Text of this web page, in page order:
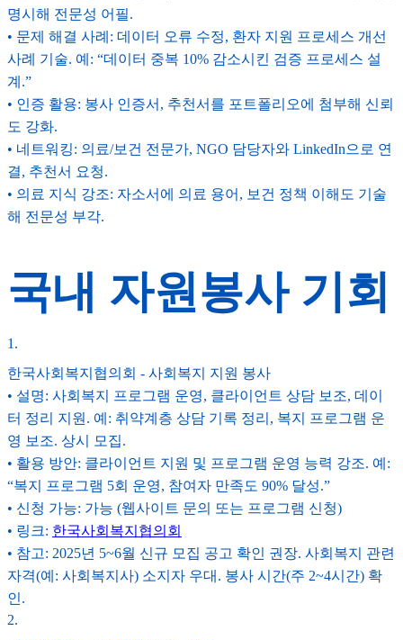
명시해 전문성 어필.
• 문제 해결 사례: 데이터 오류 수정, 환자 지원 프로세스 개선
사례 기술. 예: “데이터 중복 10% 감소시킨 검증 프로세스 설
계.”
• 인증 활용: 봉사 인증서, 추천서를 포트폴리오에 첨부해 신뢰
도 강화.
• 네트워킹: 의료/보건 전문가, NGO 담당자와 LinkedIn으로 연
결, 추천서 요청.
• 의료 지식 강조: 자소서에 의료 용어, 보건 정책 이해도 기술
해 전문성 부각.
국내 자원봉사 기회
1 .
한국사회복지협의회 - 사회복지 지원 봉사
• 설명: 사회복지 프로그램 운영, 클라이언트 상담 보조, 데이
터 정리 지원. 예: 취약계층 상담 기록 정리, 복지 프로그램 운
영 보조. 상시 모집.
• 활용 방안: 클라이언트 지원 및 프로그램 운영 능력 강조. 예:
“복지 프로그램 5회 운영, 참여자 만족도 90% 달성.”
• 신청 가능: 가능 (웹사이트 문의 또는 프로그램 신청)
• 링크: 한국사회복지협의회
• 참고: 2025년 5~6월 신규 모집 공고 확인 권장. 사회복지 관련
자격(예: 사회복지사) 소지자 우대. 봉사 시간(주 2~4시간) 확
인.
2.